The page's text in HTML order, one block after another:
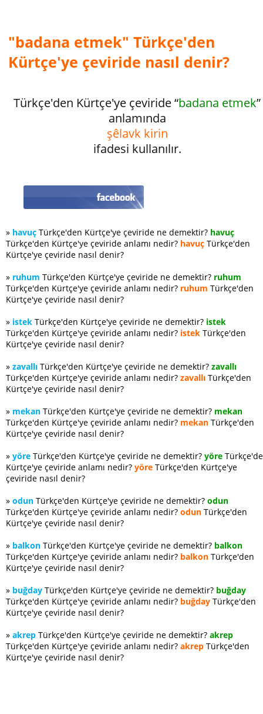
"badana etmek" Türkçe'den
Kürtçe'ye çeviride nasıl denir?
Türkçe'den Kürtçe'ye çeviride “badana etmek”
anlamında
şêlavk kirin
ifadesi kullanılır.
» havuç Türkçe'den Kürtçe'ye çeviride ne demektir? havuç
Türkçe'den Kürtçe'ye çeviride anlamı nedir? havuç Türkçe'den
Kürtçe'ye çeviride nasıl denir?
» ruhum Türkçe'den Kürtçe'ye çeviride ne demektir? ruhum
Türkçe'den Kürtçe'ye çeviride anlamı nedir? ruhum Türkçe'den
Kürtçe'ye çeviride nasıl denir?
» istek Türkçe'den Kürtçe'ye çeviride ne demektir? istek
Türkçe'den Kürtçe'ye çeviride anlamı nedir? istek Türkçe'den
Kürtçe'ye çeviride nasıl denir?
» zavallı Türkçe'den Kürtçe'ye çeviride ne demektir? zavallı
Türkçe'den Kürtçe'ye çeviride anlamı nedir? zavallı Türkçe'den
Kürtçe'ye çeviride nasıl denir?
» mekan Türkçe'den Kürtçe'ye çeviride ne demektir? mekan
Türkçe'den Kürtçe'ye çeviride anlamı nedir? mekan Türkçe'den
Kürtçe'ye çeviride nasıl denir?
» yöre Türkçe'den Kürtçe'ye çeviride ne demektir? yöre
Kürtçe'ye çeviride anlamı nedir? yöre Türkçe'den Kürtçe'ye
çeviride nasıl denir?
» odun Türkçe'den Kürtçe'ye çeviride ne demektir? odun
Türkçe'den Kürtçe'ye çeviride anlamı nedir? odun Türkçe'den
Kürtçe'ye çeviride nasıl denir?
» balkon Türkçe'den Kürtçe'ye çeviride ne demektir? balkon
Türkçe'den Kürtçe'ye çeviride anlamı nedir? balkon Türkçe'den
Kürtçe'ye çeviride nasıl denir?
» buğday Türkçe'den Kürtçe'ye çeviride ne demektir? buğday
Türkçe'den Kürtçe'ye çeviride anlamı nedir? buğday Türkçe'den
Kürtçe'ye çeviride nasıl denir?
» akrep Türkçe'den Kürtçe'ye çeviride ne demektir? akrep
Türkçe'den Kürtçe'ye çeviride anlamı nedir? akrep Türkçe'den
Kürtçe'ye çeviride nasıl denir?